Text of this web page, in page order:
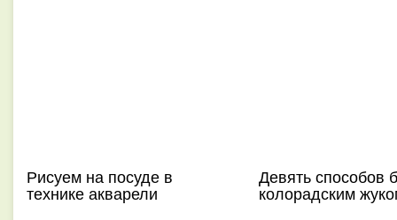
Рисуем на посуде в
технике акварели
Девять способов
колорадским